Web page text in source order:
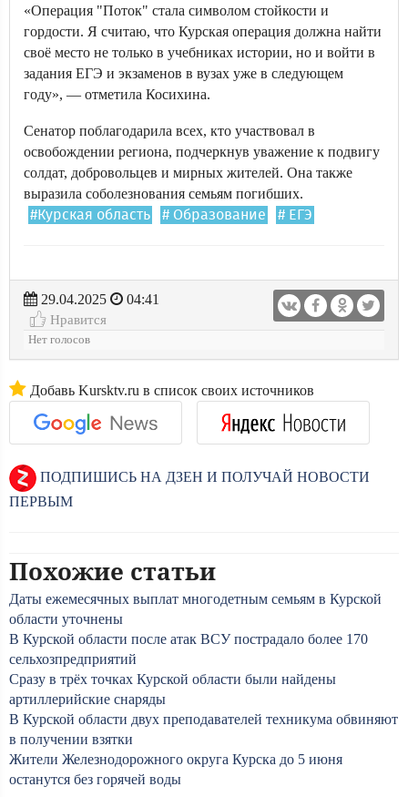
«Операция "Поток" стала символом стойкости и
гордости. Я считаю, что Курская операция должна найти
своё место не только в учебниках истории, но и войти в
задания ЕГЭ и экзаменов в вузах уже в следующем
году», — отметила Косихина.
Сенатор поблагодарила всех, кто участвовал в
освобождении региона, подчеркнув уважение к подвигу
солдат, добровольцев и мирных жителей. Она также
выразила соболезнования семьям погибших.
#Курская область # Образование # ЕГЭ
29.04.2025
04:41
Нравится
Нет голосов
Добавь Kursktv.ru в список своих источников
ПОДПИШИСЬ НА ДЗЕН И ПОЛУЧАЙ НОВОСТИ
ПЕРВЫМ
Похожие статьи
Даты ежемесячных выплат многодетным семьям в Курской
области уточнены
В Курской области после атак ВСУ пострадало более 170
сельхозпредприятий
Сразу в трёх точках Курской области были найдены
артиллерийские снаряды
В Курской области двух преподавателей техникума обвиняют
в получении взятки
Жители Железнодорожного округа Курска до 5 июня
останутся без горячей воды